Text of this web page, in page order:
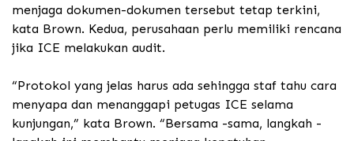
menjaga dokumen-dokumen tersebut tetap terkini,
kata Brown. Kedua, perusahaan perlu memiliki rencana
jika ICE melakukan audit.
“Protokol yang jelas harus ada sehingga staf tahu cara
menyapa dan menanggapi petugas ICE selama
kunjungan,” kata Brown. “Bersama -sama, langkah -